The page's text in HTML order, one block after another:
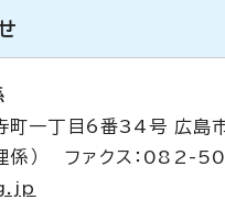
一丁目6番34号 広島
係） ファクス：082-